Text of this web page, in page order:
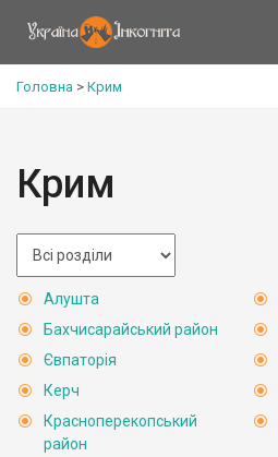
Головна > Крим
Крим
Алушта
Бахчисарайський район
Євпаторія
Керч
Красноперекопський
район